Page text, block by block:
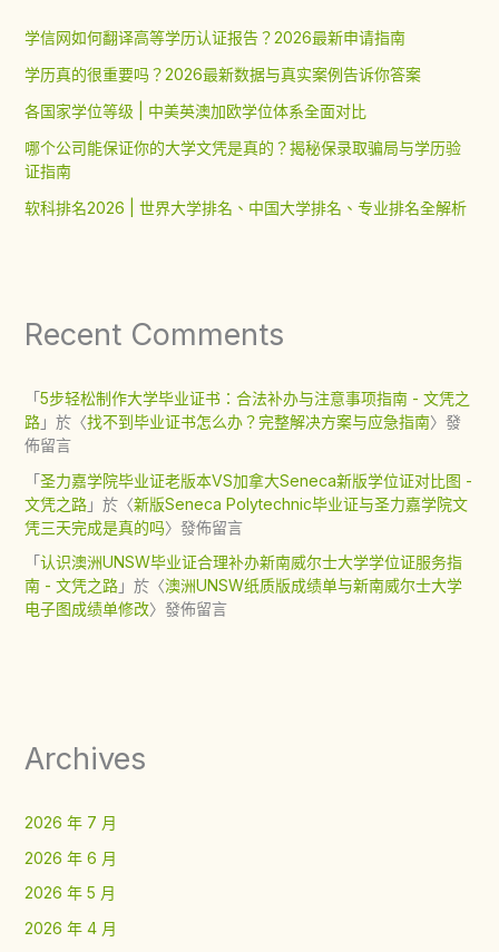
学信网如何翻译高等学历认证报告？2026最新申请指南
学历真的很重要吗？2026最新数据与真实案例告诉你答案
各国家学位等级 | 中美英澳加欧学位体系全面对比
哪个公司能保证你的大学文凭是真的？揭秘保录取骗局与学历验
证指南
软科排名2026 | 世界大学排名、中国大学排名、专业排名全解析
Recent Comments
「5步轻松制作大学毕业证书：合法补办与注意事项指南 - 文凭之
路」於〈找不到毕业证书怎么办？完整解决方案与应急指南〉發
佈留言
「圣力嘉学院毕业证老版本VS加拿大Seneca新版学位证对比图 -
文凭之路」於〈新版Seneca Polytechnic毕业证与圣力嘉学院文
凭三天完成是真的吗〉發佈留言
「认识澳洲UNSW毕业证合理补办新南威尔士大学学位证服务指
南 - 文凭之路」於〈澳洲UNSW纸质版成绩单与新南威尔士大学
电子图成绩单修改〉發佈留言
Archives
2026 年 7 月
2026 年 6 月
2026 年 5 月
2026 年 4 月